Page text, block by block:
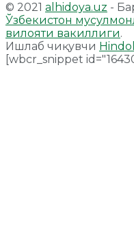
© 2021 alhidoya.uz -
Ўзбекистон
вилояти вакиллиги.
Ишлаб чиқувчи
[wbcr_snippet